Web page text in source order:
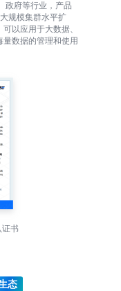
证书
政府等行业，产品
规模集群水平扩
以应用于大数据、
数据的管理和使用